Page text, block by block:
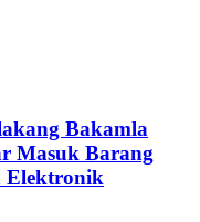
Bakamla
Masuk Barang
Elektronik